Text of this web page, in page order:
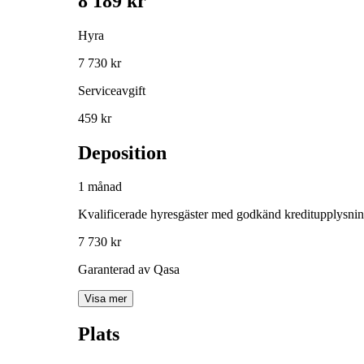
Hyra
7 730 kr
Serviceavgift
459 kr
Deposition
1 månad
Kvalificerade hyresgäster med godkänd
7 730 kr
Garanterad av Qasa
Visa mer
Plats